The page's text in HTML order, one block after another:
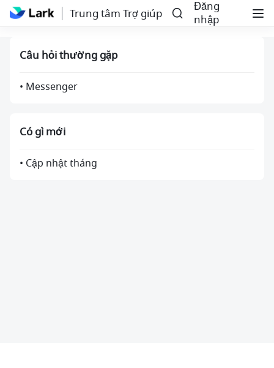
Trung tâm Trợ giúp
Đăng
nhập
Câu hỏi thường gặp
• Messenger
Có gì mới
• Cập nhật tháng